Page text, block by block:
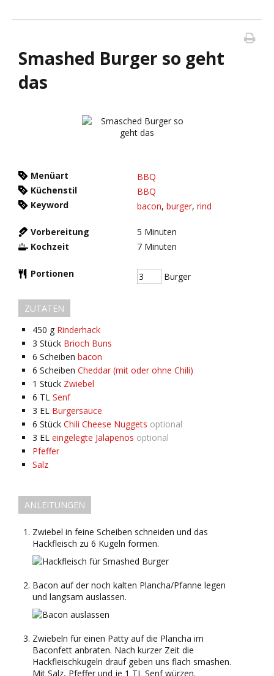
Smashed Burger so geht
das
Menüart
BBQ
Küchenstil
BBQ
Keyword
bacon, burger, rind
Vorbereitung 5 Minuten
Kochzeit
7 Minuten
Portionen Burger
ZUTATEN
450 g Rinderhack
3 Stück Brioch Buns
6 Scheiben bacon
6 Scheiben Cheddar (mit oder ohne Chili)
1 Stück Zwiebel
6 TL Senf
3 EL Burgersauce
6 Stück Chili Cheese Nuggets optional
3 EL eingelegte Jalapenos optional
Pfeffer
Salz
ANLEITUNGEN
Zwiebel in feine Scheiben schneiden und das
Hackfleisch zu 6 Kugeln formen.
Bacon auf der noch kalten Plancha/Pfanne legen
und langsam auslassen.
Zwiebeln für einen Patty auf die Plancha im
Baconfett anbraten. Nach kurzer Zeit die
Hackfleischkugeln drauf geben uns flach smashen.
Mit Salz, Pfeffer und je 1 TL Senf würzen.